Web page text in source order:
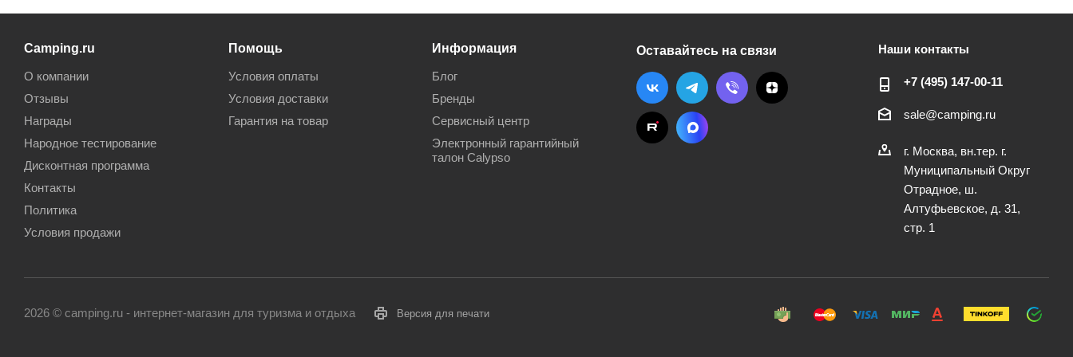
Camping.ru
О компании
Отзывы
Награды
Народное тестирование
Дисконтная программа
Контакты
Политика
Условия продажи
Помощь
Условия оплаты
Условия доставки
Гарантия на товар
Информация
Блог
Бренды
Сервисный центр
Электронный гарантийный
талон Calypso
Оставайтесь на связи Наши контакты
+7 (495) 147-00-11
sale@camping.ru
г. Москва, вн.тер. г.
Муниципальный Округ
Отрадное, ш.
Алтуфьевское, д. 31,
стр. 1
2026 © camping.ru - интернет-магазин для туризма и отдыха Версия для печати